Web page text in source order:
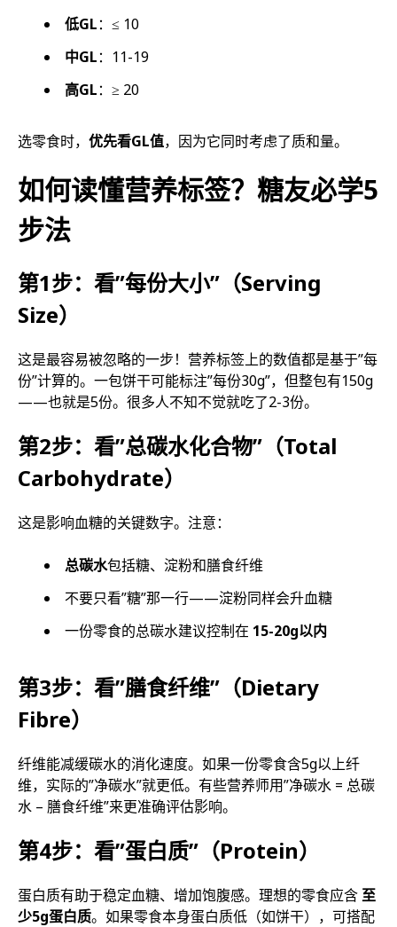
低GL：≤ 10
中GL：11-19
高GL：≥ 20
选零食时， 优先看GL值，因为它同时考虑了质和量。
如何读懂营养标签？糖友必学5
步法
第1步：看”每份大小”（Serving
Size）
这是最容易被忽略的一步！营养标签上的数值都是基于”每
份”计算的。一包饼干可能标注”每份30g”，但整包有150g
——也就是5份。很多人不知不觉就吃了2-3份。
第2步：看”总碳水化合物”（Total
Carbohydrate）
这是影响血糖的关键数字。注意：
总碳水包括糖、淀粉和膳食纤维
不要只看”糖”那一行——淀粉同样会升血糖
一份零食的总碳水建议控制在 15-20g以内
第3步：看”膳食纤维”（Dietary
Fibre）
纤维能减缓碳水的消化速度。如果一份零食含5g以上纤
维，实际的”净碳水”就更低。有些营养师用”净碳水 = 总碳
水 – 膳食纤维”来更准确评估影响。
第4步：看”蛋白质”（Protein）
蛋白质有助于稳定血糖、增加饱腹感。理想的零食应含 至
少5g蛋白质。如果零食本身蛋白质低（如饼干），可搭配